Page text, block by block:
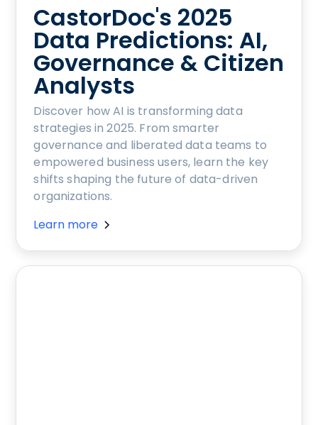
CastorDoc's 2025
Data Predictions: AI,
Governance & Citizen
Analysts
Discover how AI is transforming data
strategies in 2025. From smarter
governance and liberated data teams to
empowered business users, learn the key
shifts shaping the future of data-driven
organizations.
Learn more